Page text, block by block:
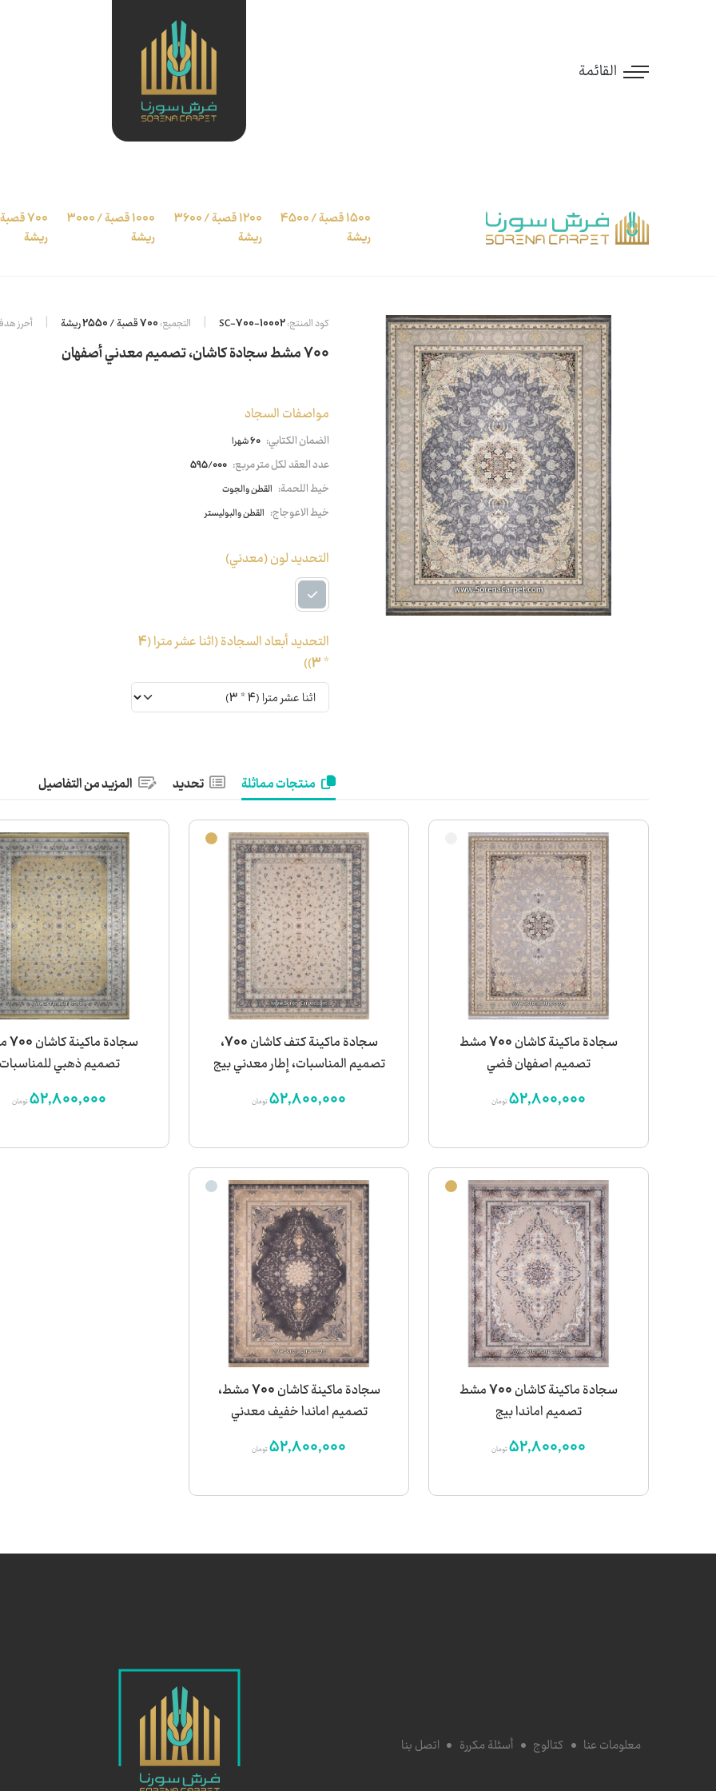
القائمة
1500 قصبة / 4500
ريشة
1200 قصبة / 3600
ريشة
1000 قصبة / 3000
ريشة
ريشة
كود المنتج:SC-700-10002 التجميع: 700 قصبة / 2550 ريشة أحرز
700 مشط سجادة كاشان، تصميم معدني أصفهان
مواصفات السجاد
الضمان الكتابي: 60 شهرا
عدد العقد لكل متر مربع: 595/000
خيط اللحمة: القطن والجوت
خيط الاعوجاج: القطن والبوليستر
التحديد لون(معدني)
التحديد أبعاد السجادة
(اثنا عشر مترا (4
* 3))
منتجات مماثلة تحديد المزيد من التفاصيل
سجادة ماكينة كاشان 700 مشط
تصميم اصفهان فضي
52,800,000تومان
سجادة ماكينة كتف كاشان 700،
تصميم المناسبات، إطار معدني بيج
52,800,000تومان
تصميم ذهبي للمناسبات
52,800,000تومان
سجادة ماكينة كاشان 700 مشط
تصميم اماندا بيج
52,800,000تومان
سجادة ماكينة كاشان 700 مشط،
تصميم اماندا خفيف معدني
52,800,000تومان
معلومات عنا كتالوج أسئلة مكررة اتصل بنا